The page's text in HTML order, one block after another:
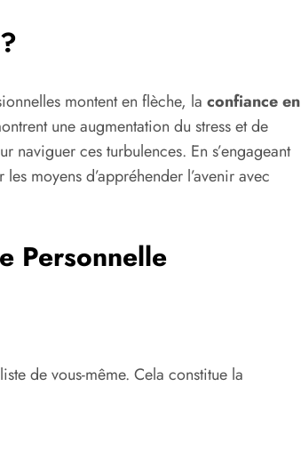
montent en flèche, la confiance en
une augmentation du stress et de
naviguer ces turbulences. En s’engageant
moyens d’appréhender l’avenir avec
Personnelle
de vous-même. Cela constitue la